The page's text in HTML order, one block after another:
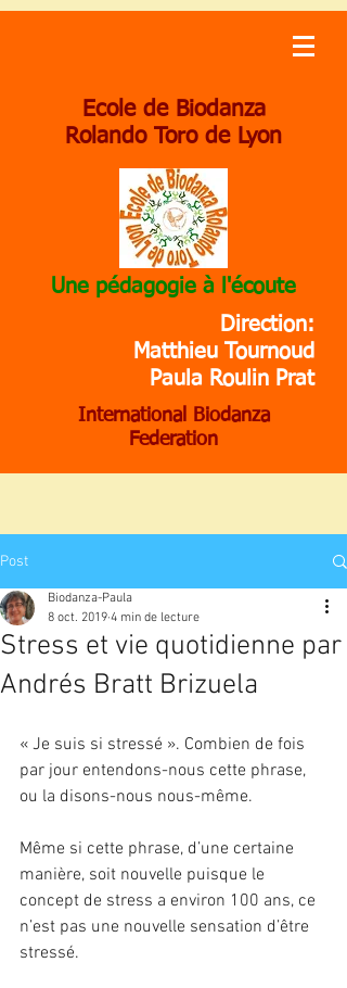
Ecole de Biodanza
Rolando Toro de Lyon
Une pédagogie à l'écoute
Direction:
Matthieu Tournoud
Paula Roulin Prat
International Biodanza
Federation
Post
Stress et vie quotidienne par
Andrés Bratt Brizuela
Biodanza-Paula
8 oct. 2019 4 min de lecture
« Je suis si stressé ». Combien de fois
par jour entendons-nous cette phrase,
ou la disons-nous nous-même.
Même si cette phrase, d’une certaine
manière, soit nouvelle puisque le
concept de stress a environ 100 ans, ce
n’est pas une nouvelle sensation d’être
stressé.